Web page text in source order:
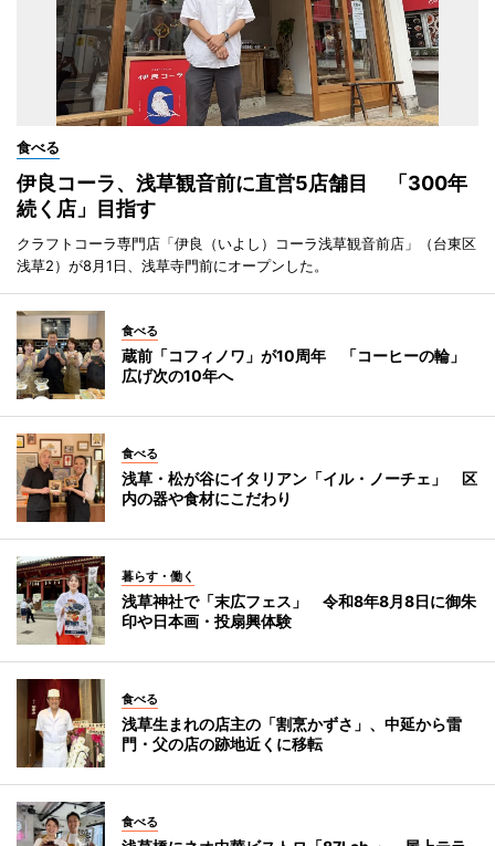
食べる
伊良コーラ、浅草観音前に直営5店舗目 「300年
続く店」目指す
クラフトコーラ専門店「伊良（いよし）コーラ浅草観音前店」（台東区
浅草2）が8月1日、浅草寺門前にオープンした。
食べる
蔵前「コフィノワ」が10周年 「コーヒーの輪」
広げ次の10年へ
食べる
浅草・松が谷にイタリアン「イル・ノーチェ」 区
内の器や食材にこだわり
暮らす・働く
浅草神社で「末広フェス」 令和8年8月8日に御朱
印や日本画・投扇興体験
食べる
浅草生まれの店主の「割烹かずさ」、中延から雷
門・父の店の跡地近くに移転
食べる